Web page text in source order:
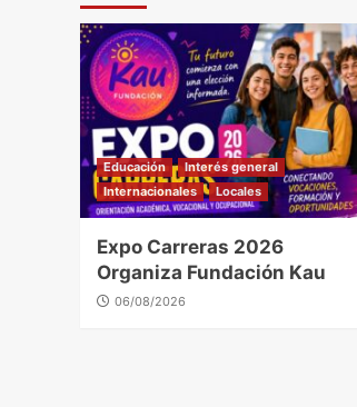
Educación
Interés general
Internacionales
Locales
Expo Carreras 2026
Organiza Fundación Kau
06/08/2026